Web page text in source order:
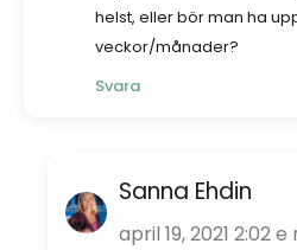
helst, eller bör man ha
veckor/månader?
Svara
Sanna Ehdin
april 19, 2021 2:02 e